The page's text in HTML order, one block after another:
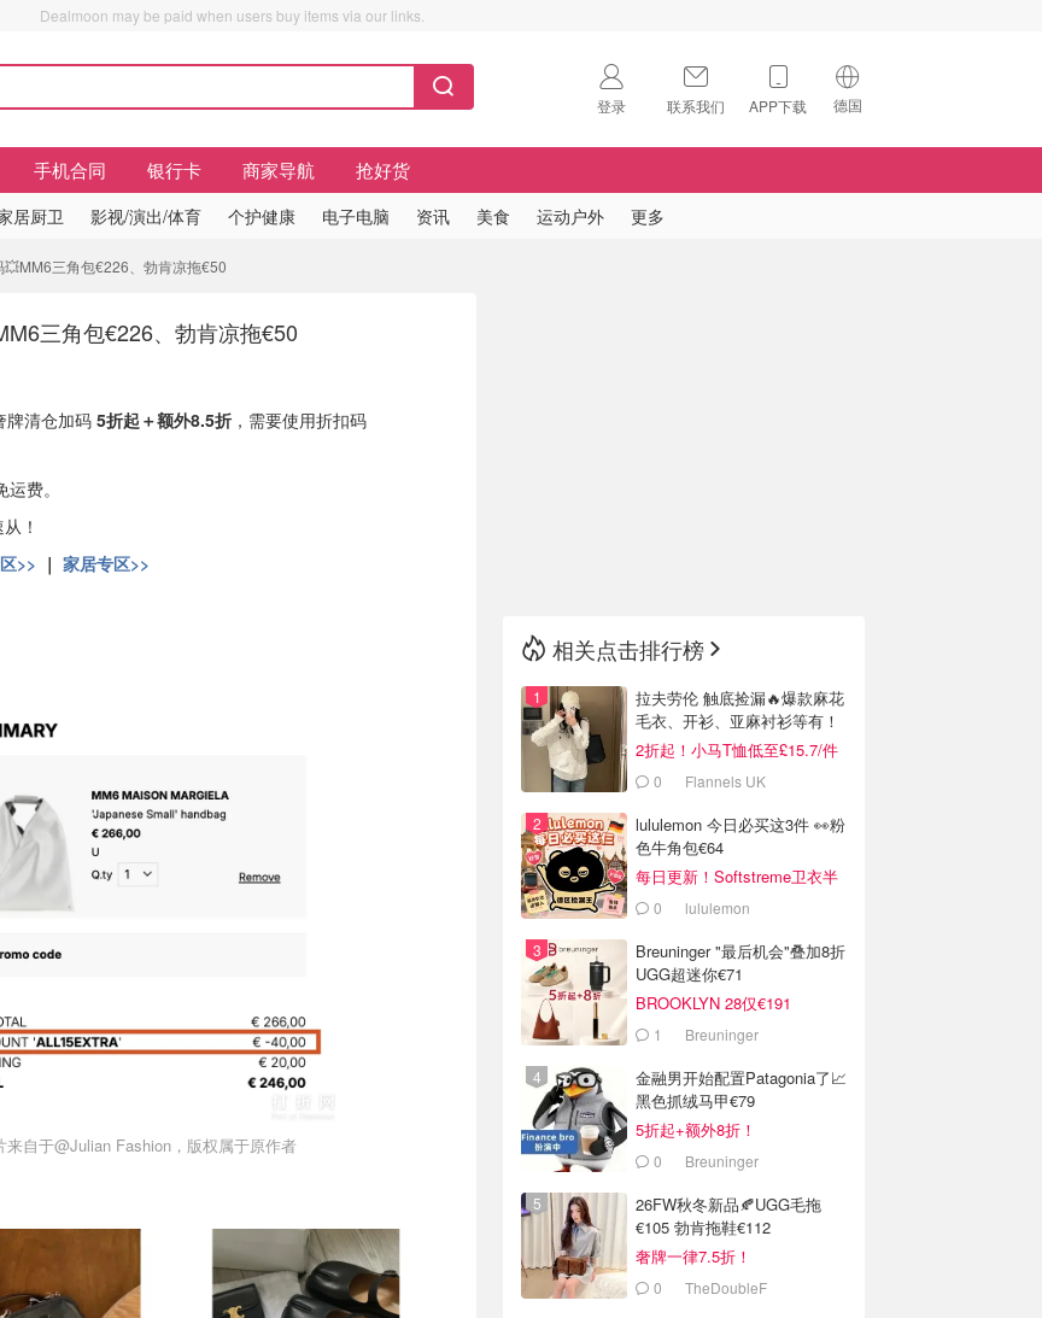
Dealmoon may be paid when users buy items via our links.
登录 联系我们 APP下载 德国
🇺🇸
手机合同 银行卡 商家导航 抢好货
居厨卫 影视/演出/体育 个护健康 电子电脑 资讯 美食 运动户外 更多
三角包€226、勃肯凉拖€50
三角包€226、勃肯凉拖€50
牌清仓加码 5折起＋额外8.5折 ，需要使用折扣码
费。
！
>> ｜ 家居专区>>
来自于@Julian Fashion，版权属于原作者
相关点击排行榜
拉夫劳伦 触底捡漏🔥爆款麻花
毛衣、开衫、亚麻衬衫等有！
2折起！小马T恤低至£15.7/件
0 Flannels UK
lululemon 今日必买这3件 👀粉
色牛角包€64
每日更新！Softstreme卫衣半
价 0 lululemon
Breuninger "最后机会"叠加8折
UGG超迷你€71
BROOKLYN 28仅€191
1 Breuninger
金融男开始配置Patagonia了📈
黑色抓绒马甲€79
5折起+额外8折！
0 Breuninger
26FW秋冬新品🍂UGG毛拖
€105 勃肯拖鞋€112
奢牌一律7.5折！
0 TheDoubleF